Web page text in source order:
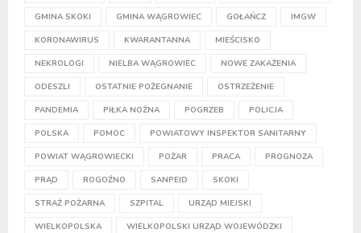
GMINA SKOKI GMINA WĄGROWIEC GOŁAŃCZ IMGW
KORONAWIRUS KWARANTANNA MIEŚCISKO
NEKROLOGI NIELBA WĄGROWIEC NOWE ZAKAŻENIA
ODESZLI OSTATNIE POŻEGNANIE OSTRZEŻENIE
PANDEMIA PIŁKA NOŻNA POGRZEB POLICJA
POLSKA POMOC POWIATOWY INSPEKTOR SANITARNY
POWIAT WĄGROWIECKI POŻAR PRACA PROGNOZA
PRĄD ROGOŹNO SANPEID SKOKI
STRAŻ POŻARNA SZPITAL URZĄD MIEJSKI
WIELKOPOLSKA WIELKOPOLSKI URZĄD WOJEWÓDZKI